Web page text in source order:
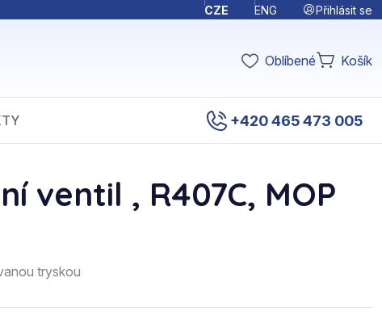
CZE ENG Přihlásit se
Oblíbené Košík
+420 465 473 005
ventil , R407C, MOP
tryskou